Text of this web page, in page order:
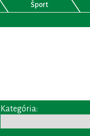
Šport
Kategória: